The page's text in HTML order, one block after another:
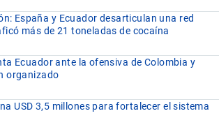
España y Ecuador desarticulan una red
más de 21 toneladas de cocaína
Ecuador ante la ofensiva de Colombia y
organizado
USD 3,5 millones para fortalecer el sistema